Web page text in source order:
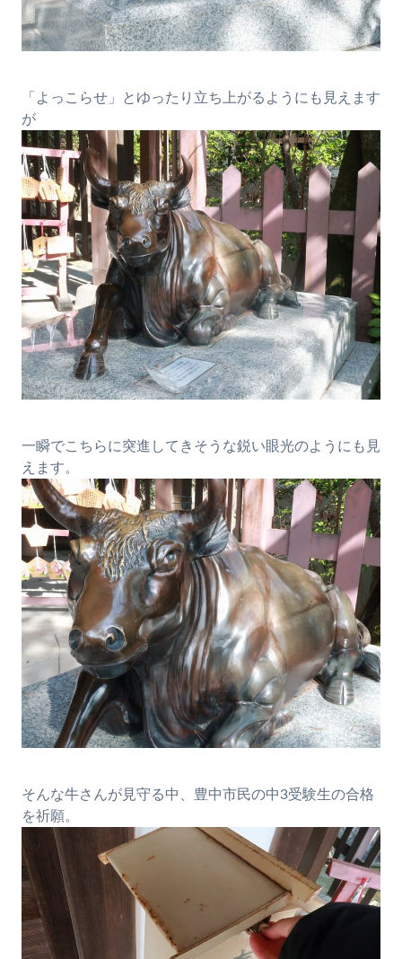
「よっこらせ」とゆったり立ち上がるようにも見えます
が
一瞬でこちらに突進してきそうな鋭い眼光のようにも見
えます。
そんな牛さんが見守る中、豊中市民の中3受験生の合格
を祈願。